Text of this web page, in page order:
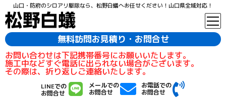
山口・防府のシロアリ駆除なら、松野白蟻へお任せください！山口県全域対応！
無料訪問お見積り・お問合せ
お問い合わせは下記携帯番号にお願いいたします。
施工中などすぐ電話に出られない場合がございます。
その際は、折り返しご連絡いたします。
LINEでの
お問合せ
メールでの
お問合せ
お電話での
お問合せ